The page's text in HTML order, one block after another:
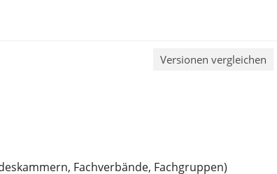
Versionen vergleichen
Fachverbände, Fachgruppen)